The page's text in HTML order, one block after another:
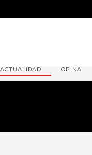
ACTUALIDAD OPINA